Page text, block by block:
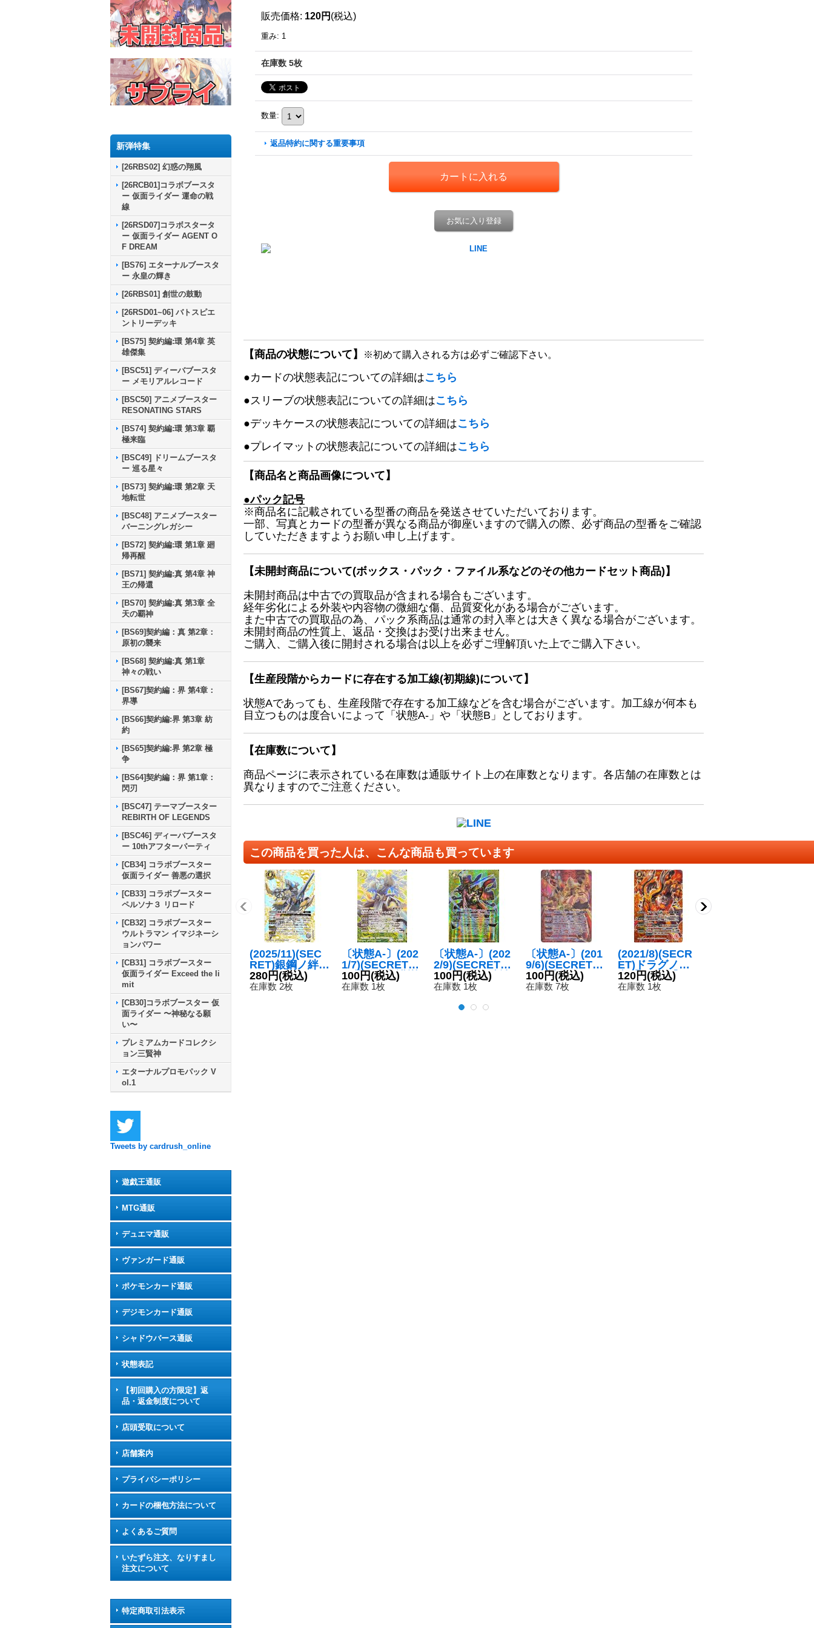
新弾特集
[26RBS02] 幻惑の翔風
[26RCB01]コラボブースタ
ー 仮面ライダー 運命の戦
線
[26RSD07]コラボスタータ
ー 仮面ライダー AGENT O
F DREAM
[BS76] エターナルブースタ
ー 永皇の輝き
[26RBS01] 創世の鼓動
[26RSD01~06] バトスピエ
ントリーデッキ
[BS75] 契約編:環 第4章 英
雄傑集
[BSC51] ディーバブースタ
ー メモリアルレコード
[BSC50] アニメブースター
RESONATING STARS
[BS74] 契約編:環 第3章 覇
極来臨
[BSC49] ドリームブースタ
ー 巡る星々
[BS73] 契約編:環 第2章 天
地転世
[BSC48] アニメブースター
バーニングレガシー
[BS72] 契約編:環 第1章 廻
帰再醒
[BS71] 契約編:真 第4章 神
王の帰還
[BS70] 契約編:真 第3章 全
天の覇神
[BS69]契約編：真 第2章：
原初の襲来
[BS68] 契約編:真 第1章
神々の戦い
[BS67]契約編：界 第4章：
界導
[BS66]契約編:界 第3章 紡
約
[BS65]契約編:界 第2章 極
争
[BS64]契約編：界 第1章：
閃刃
[BSC47] テーマブースター
REBIRTH OF LEGENDS
[BSC46] ディーバブースタ
ー 10thアフターパーティ
[CB34] コラボブースター
仮面ライダー 善悪の選択
[CB33] コラボブースター
ペルソナ３ リロード
[CB32] コラボブースター
ウルトラマン イマジネーシ
ョンパワー
[CB31] コラボブースター
仮面ライダー Exceed the li
mit
[CB30]コラボブースター 仮
面ライダー 〜神秘なる願
い〜
プレミアムカードコレクシ
ョン三賢神
エターナルプロモパック V
ol.1
Tweets by cardrush_online
遊戯王通販
MTG通販
デュエマ通販
ヴァンガード通販
ポケモンカード通販
デジモンカード通販
シャドウバース通販
状態表記
【初回購入の方限定】返
品・返金制度について
店頭受取について
店舗案内
プライバシーポリシー
カードの梱包方法について
よくあるご質問
いたずら注文、なりすまし
注文について
特定商取引法表示
販売価格: 120円 (税込)
重み: 1
在庫数 5枚
数量:
返品特約に関する重要事項
お気に入り登録
【商品の状態について】 ※初めて購入される方は必ずご確認下さい。
●カードの状態表記についての詳細はこちら
●スリーブの状態表記についての詳細はこちら
●デッキケースの状態表記についての詳細はこちら
●プレイマットの状態表記についての詳細はこちら
【商品名と商品画像について】
●パック記号
※商品名に記載されている型番の商品を発送させていただいております。
一部、写真とカードの型番が異なる商品が御座いますので購入の際、必ず商品の型番をご確認
していただきますようお願い申し上げます。
【未開封商品について(ボックス・パック・ファイル系などのその他カードセット商品)】
未開封商品は中古での買取品が含まれる場合もございます。
経年劣化による外装や内容物の微細な傷、品質変化がある場合がございます。
また中古での買取品の為、パック系商品は通常の封入率とは大きく異なる場合がございます。
未開封商品の性質上、返品・交換はお受け出来ません。
ご購入、ご購入後に開封される場合は以上を必ずご理解頂いた上でご購入下さい。
【生産段階からカードに存在する加工線(初期線)について】
状態Aであっても、生産段階で存在する加工線などを含む場合がございます。加工線が何本も
目立つものは度合いによって「状態A-」や「状態B」としております。
【在庫数について】
商品ページに表示されている在庫数は通販サイト上の在庫数となります。各店舗の在庫数とは
異なりますのでご注意ください。
この商品を買った人は、こんな商品も買っています
(2025/11)(SEC
RET)銀鋼ノ絆神
フラグジャッジ
メント【X-SE
280円(税込)
在庫数 2枚
〔状態A-〕(202
1/7)(SECRET)
五英雄大守護樹
グレート・ボタ
100円(税込)
在庫数 1枚
〔状態A-〕(202
2/9)(SECRET)
正義の巨蟹武神
キャンサード・
【X-SEC】{BS
100円(税込)
在庫数 1枚
〔状態A-〕(201
9/6)(SECRET)
創聖神龍ジェネ
レイタードラゴ
100円(税込)
在庫数 7枚
(2021/8)(SECR
ET)ドラグノ真
竜【X-SEC】{B
S58-X02}《赤》
120円(税込)
在庫数 1枚